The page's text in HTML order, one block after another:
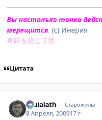
Вы настолько тонко
мерещится. (с) Инерия
奇跡を信じて団
Цитата
Eruialath Старожилы
8 Апреля, 200917 г